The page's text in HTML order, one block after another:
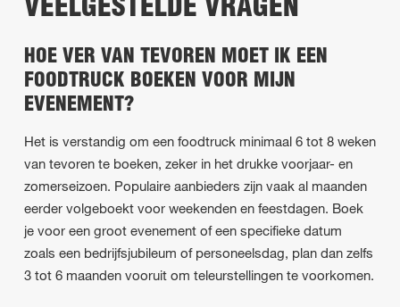
VEELGESTELDE VRAGEN
HOE VER VAN TEVOREN MOET IK EEN
FOODTRUCK BOEKEN VOOR MIJN
EVENEMENT?
Het is verstandig om een foodtruck minimaal 6 tot 8 weken
van tevoren te boeken, zeker in het drukke voorjaar- en
zomerseizoen. Populaire aanbieders zijn vaak al maanden
eerder volgeboekt voor weekenden en feestdagen. Boek
je voor een groot evenement of een specifieke datum
zoals een bedrijfsjubileum of personeelsdag, plan dan zelfs
3 tot 6 maanden vooruit om teleurstellingen te voorkomen.